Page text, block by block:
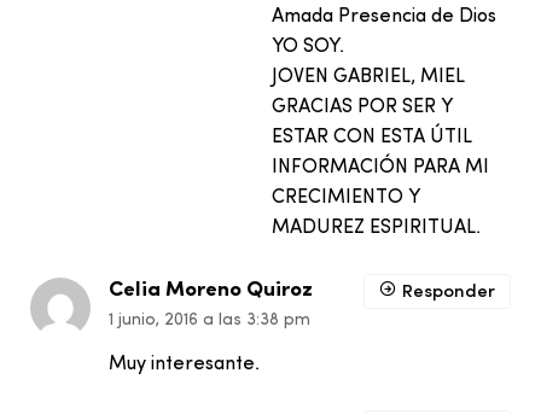
Amada Presencia de Dios
YO SOY.
JOVEN GABRIEL, MIEL
GRACIAS POR SER Y
ESTAR CON ESTA ÚTIL
INFORMACIÓN PARA MI
CRECIMIENTO Y
MADUREZ ESPIRITUAL.
Celia Moreno Quiroz
1 junio, 2016 a las 3:38 pm
Muy interesante.
Responder